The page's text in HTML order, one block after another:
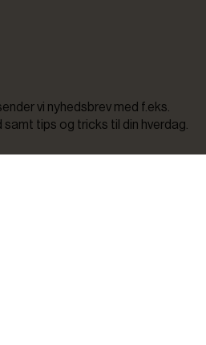
vi nyhedsbrev med f.eks.
tips og tricks til din hverdag.